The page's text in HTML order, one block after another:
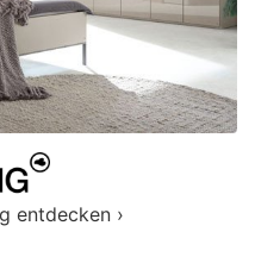
entdecken ›